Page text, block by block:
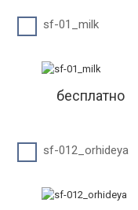
sf-01_milk
бесплатно
sf-012_orhideya